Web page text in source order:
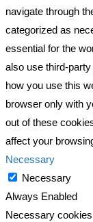
navigate through
categorized as
essential for the
also use third-
how you use this
browser only with
out of these
affect your
Necessary
Necessary
Always Enabled
Necessary